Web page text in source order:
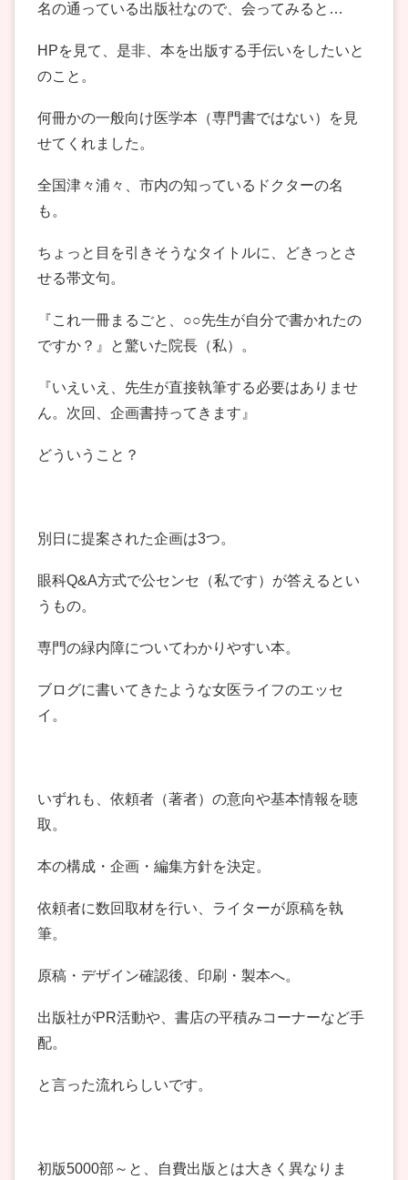
名の通っている出版社なので、会ってみると…
HPを見て、是非、本を出版する手伝いをしたいと
のこと。
何冊かの一般向け医学本（専門書ではない）を見
せてくれました。
全国津々浦々、市内の知っているドクターの名
も。
ちょっと目を引きそうなタイトルに、どきっとさ
せる帯文句。
『これ一冊まるごと、○○先生が自分で書かれたの
ですか？』と驚いた院長（私）。
『いえいえ、先生が直接執筆する必要はありませ
ん。次回、企画書持ってきます』
どういうこと？
別日に提案された企画は3つ。
眼科Q&A方式で公センセ（私です）が答えるとい
うもの。
専門の緑内障についてわかりやすい本。
ブログに書いてきたような女医ライフのエッセ
イ。
いずれも、依頼者（著者）の意向や基本情報を聴
取。
本の構成・企画・編集方針を決定。
依頼者に数回取材を行い、ライターが原稿を執
筆。
原稿・デザイン確認後、印刷・製本へ。
出版社がPR活動や、書店の平積みコーナーなど手
配。
と言った流れらしいです。
初版5000部～と、自費出版とは大きく異なりま